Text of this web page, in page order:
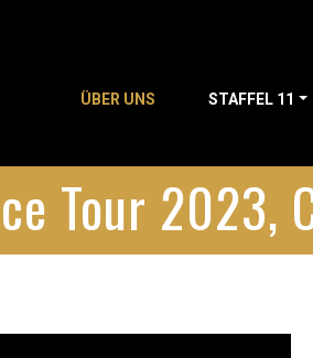
ÜBER UNS STAFFEL 11
Tour 2023,